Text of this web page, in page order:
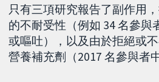
只有三項研究報告了副作用
的不耐受性（例如 34 名參與
或嘔吐），以及由於拒絕或
營養補充劑（2017 名參與者